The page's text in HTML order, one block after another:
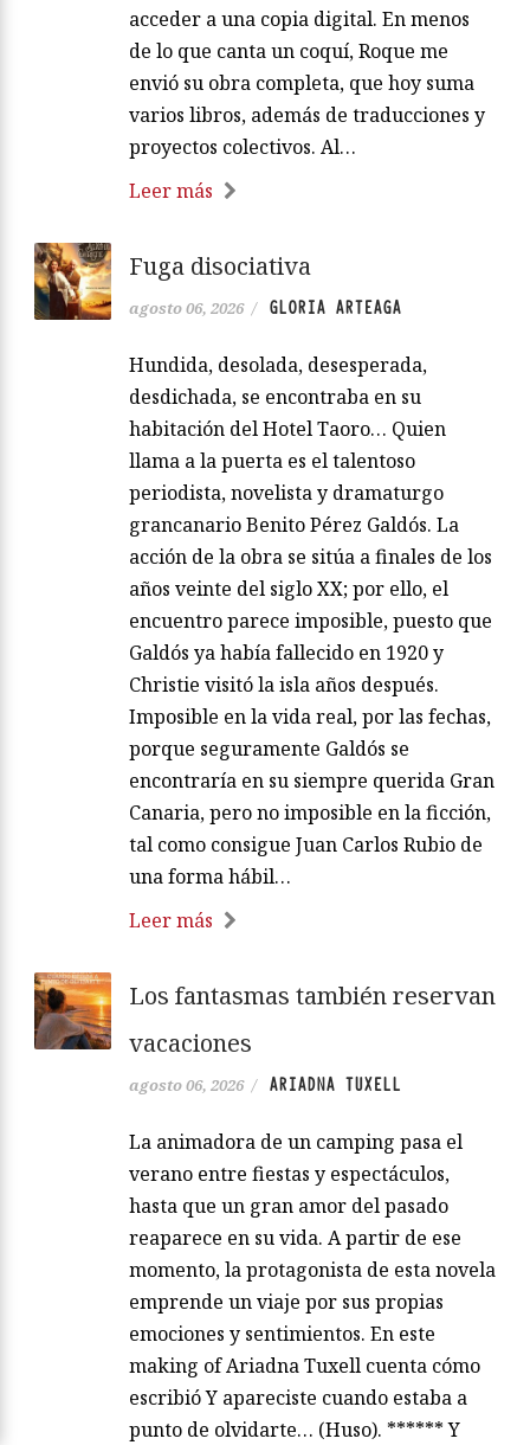
acceder a una copia digital. En menos
de lo que canta un coquí, Roque me
envió su obra completa, que hoy suma
varios libros, además de traducciones y
proyectos colectivos. Al…
Leer más
Fuga disociativa
agosto 06, 2026 / GLORIA ARTEAGA
Hundida, desolada, desesperada,
desdichada, se encontraba en su
habitación del Hotel Taoro… Quien
llama a la puerta es el talentoso
periodista, novelista y dramaturgo
grancanario Benito Pérez Galdós. La
acción de la obra se sitúa a finales de los
años veinte del siglo XX; por ello, el
encuentro parece imposible, puesto que
Galdós ya había fallecido en 1920 y
Christie visitó la isla años después.
Imposible en la vida real, por las fechas,
porque seguramente Galdós se
encontraría en su siempre querida Gran
Canaria, pero no imposible en la ficción,
tal como consigue Juan Carlos Rubio de
una forma hábil…
Leer más
Los fantasmas también reservan
vacaciones
agosto 06, 2026 / ARIADNA TUXELL
La animadora de un camping pasa el
verano entre fiestas y espectáculos,
hasta que un gran amor del pasado
reaparece en su vida. A partir de ese
momento, la protagonista de esta novela
emprende un viaje por sus propias
emociones y sentimientos. En este
making of Ariadna Tuxell cuenta cómo
escribió Y apareciste cuando estaba a
punto de olvidarte… (Huso). ****** Y